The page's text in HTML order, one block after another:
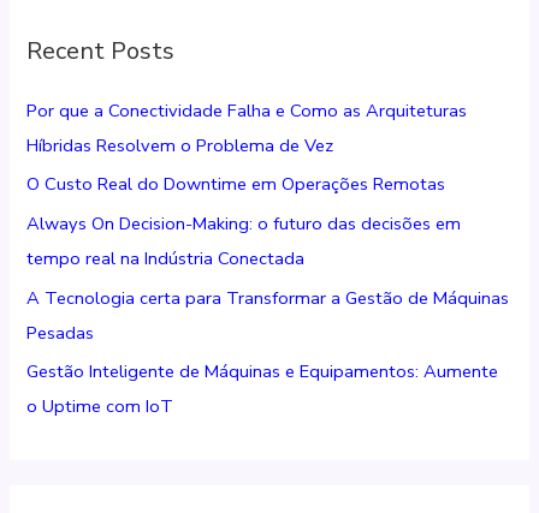
u
s
a
r
p
o
r
:
Recent Posts
Por que a Conectividade Falha e Como as Arquiteturas
Híbridas Resolvem o Problema de Vez
O Custo Real do Downtime em Operações Remotas
Always On Decision-Making: o futuro das decisões em
tempo real na Indústria Conectada
A Tecnologia certa para Transformar a Gestão de Máquinas
Pesadas
Gestão Inteligente de Máquinas e Equipamentos: Aumente
o Uptime com IoT